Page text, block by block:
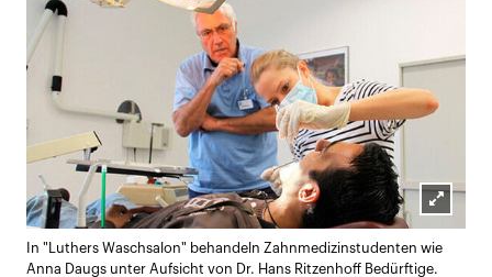
Lightbox
öffnen
In "Luthers Waschsalon" behandeln Zahnmedizinstudenten wie
Anna Daugs unter Aufsicht von Dr. Hans Ritzenhoff Bedürftige.